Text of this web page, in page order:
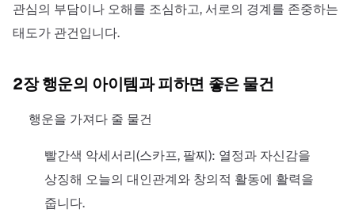
관심의 부담이나 오해를 조심하고, 서로의 경계를 존중하는
태도가 관건입니다.
2장 행운의 아이템과 피하면 좋은 물건
행운을 가져다 줄 물건
빨간색 악세서리(스카프, 팔찌): 열정과 자신감을
상징해 오늘의 대인관계와 창의적 활동에 활력을
줍니다.